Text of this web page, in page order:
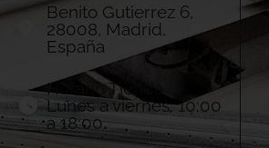
Benito Gutierrez 6,
28008, Madrid,
España
Horario Tienda
Lunes a viernes: 10:00
a 18:00